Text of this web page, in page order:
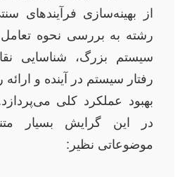
از بهینه‌سازی فرآیندهای
رشته به بررسی نحوه
سیستم بزرگ، شناسایی
رفتار سیستم در آینده و ارائه
بهبود عملکرد کلی
در این گرایش بسیار
موضوعاتی نظیر: